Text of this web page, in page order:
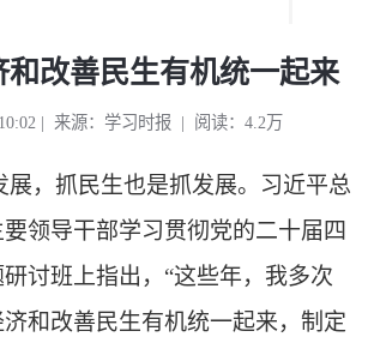
和改善民生有机统一起来
| 来源：学习时报 | 阅读：4.2万
展，抓民生也是抓发展。习近平总
领导干部学习贯彻党的二十届四
讨班上指出，“这些年，我多次
和改善民生有机统一起来，制定